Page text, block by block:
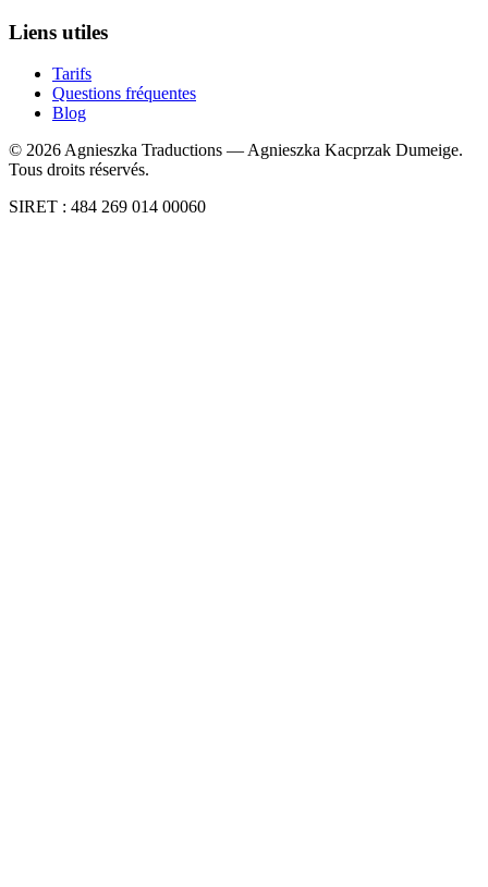
Liens utiles
Tarifs
Questions fréquentes
Blog
© 2026 Agnieszka Traductions — Agnieszka Kacprzak Dumeige.
Tous droits réservés.
SIRET : 484 269 014 00060